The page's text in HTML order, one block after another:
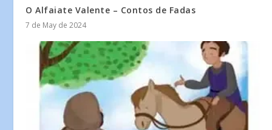
O Alfaiate Valente – Contos de Fadas
7 de May de 2024